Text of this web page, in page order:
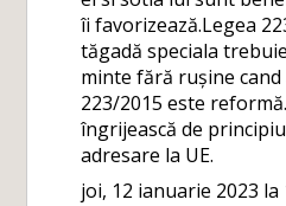
îi favorizează.Legea
tăgadă speciala
minte fără rușine cand
223/2015 este
îngrijească de
adresare la UE.
joi, 12 ianuarie 2023 la